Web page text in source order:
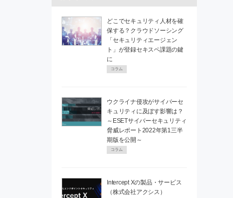
どこでセキュリティ人材を確
保する？クラウドソーシング
「セキュリティエージェン
ト」が登録セキスペ課題の鍵
に
コラム
ウクライナ侵攻がサイバーセ
キュリティに及ぼす影響は？
～ESETサイバーセキュリティ
脅威レポート2022年第1三半
期版を公開～
コラム
Intercept Xの製品・サービス
（株式会社アクシス）